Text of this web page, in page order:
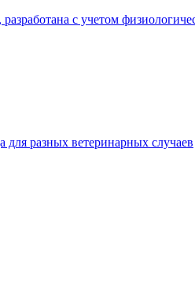
с учетом
разных ветеринарных случаев